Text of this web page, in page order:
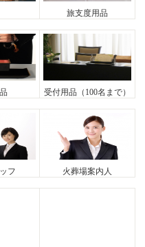
旅支度用品
受付用品（100名まで）
フ 火葬場案内人